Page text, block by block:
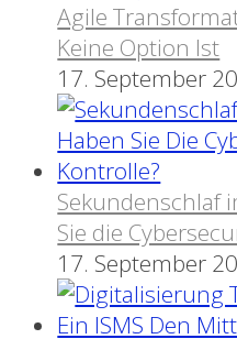
Agile
Keine Option Ist
17. September
Sekundenschlaf
Sie die
17. September